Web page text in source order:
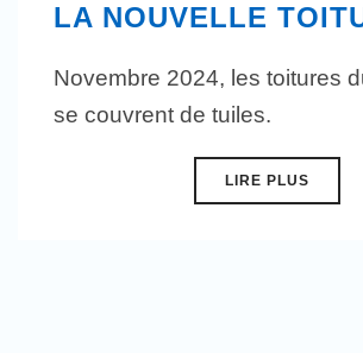
LA NOUVELLE
Novembre 2024, les toitures
se couvrent de tuiles.
LIRE PLUS